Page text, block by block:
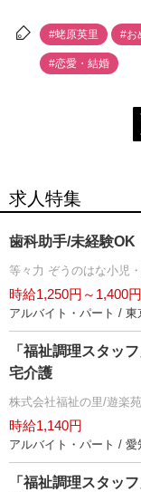
#蛯原英里 #お
#恋愛・結婚
求人特集
歯科助手/未経験OK
等々力 ぞうのはな小児
時給1,250円～1,400円
アルバイト・パート / 東
「福祉調理スタッ
宅介護
株式会社福祉の里/遊楽
時給1,140円
アルバイト・パート / 愛
「福祉調理スタッ